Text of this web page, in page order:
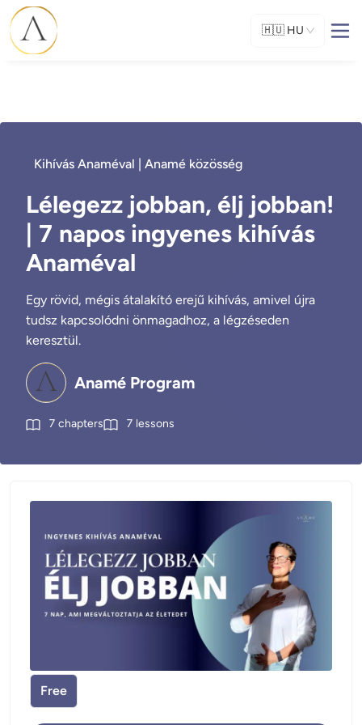
🇭🇺 HU
Kihívás Anaméval | Anamé közösség
Lélegezz jobban, élj jobban!
| 7 napos ingyenes kihívás
Anaméval
Egy rövid, mégis átalakító erejű kihívás, amivel újra
tudsz kapcsolódni önmagadhoz, a légzéseden
keresztül.
Anamé Program
7 chapters 7 lessons
Free